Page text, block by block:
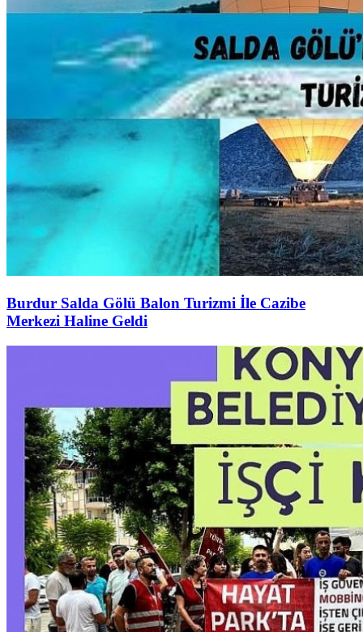
Burdur Salda Gölü Balon Turizmi İle Cazibe
Merkezi Haline Geldi